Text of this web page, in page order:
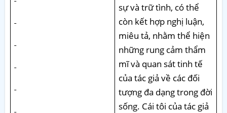
sự và trữ tình, có thể
còn kết hợp nghị luận,
miêu tả, nhằm thể hiện
những rung cảm thẩm
mĩ và quan sát tinh tế
của tác giả về các đối
tượng đa dạng trong đời
sống. Cái tôi của tác giả